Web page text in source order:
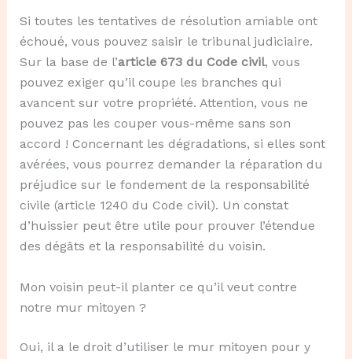
Si toutes les tentatives de résolution amiable ont
échoué, vous pouvez saisir le tribunal judiciaire.
Sur la base de l’article 673 du Code civil, vous
pouvez exiger qu’il coupe les branches qui
avancent sur votre propriété. Attention, vous ne
pouvez pas les couper vous-même sans son
accord ! Concernant les dégradations, si elles sont
avérées, vous pourrez demander la réparation du
préjudice sur le fondement de la responsabilité
civile (article 1240 du Code civil). Un constat
d’huissier peut être utile pour prouver l’étendue
des dégâts et la responsabilité du voisin.
Mon voisin peut-il planter ce qu’il veut contre
notre mur mitoyen ?
Oui, il a le droit d’utiliser le mur mitoyen pour y